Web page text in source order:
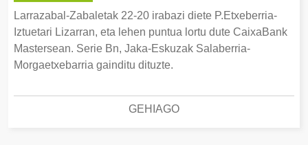
Larrazabal-Zabaletak 22-20 irabazi diete P.Etxeberria-
Iztuetari Lizarran, eta lehen puntua lortu dute CaixaBank
Mastersean. Serie Bn, Jaka-Eskuzak Salaberria-
Morgaetxebarria gainditu dituzte.
GEHIAGO